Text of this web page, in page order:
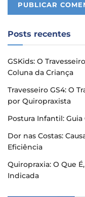
Posts recentes
GSKids: O
Coluna da Criança
Travesseiro GS4: O
por Quiropraxista
Postura Infantil:
Dor nas Costas:
Eficiência
Quiropraxia: O Que
Indicada